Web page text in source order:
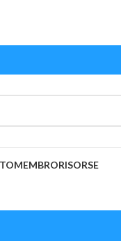
MEMBRORISORSE